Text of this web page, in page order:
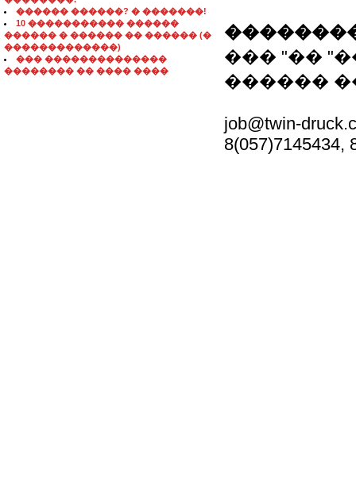
������ ������? � �������!
10 ����������� ������
������ � ������ �� ������ (�
�������������)
��� ��������������
�������� �� ���� ����
��� "��
������
job@twin-
8(057)7145434,